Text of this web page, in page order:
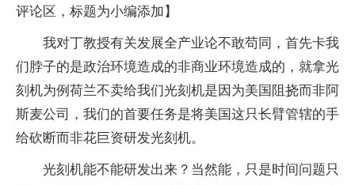
评论区，标题为小编添加】
我对丁教授有关发展全产业论不敢苟同，首先卡我
们脖子的是政治环境造成的非商业环境造成的，就拿光
刻机为例荷兰不卖给我们光刻机是因为美国阻挠而非阿
斯麦公司，我们的首要任务是将美国这只长臂管辖的手
给砍断而非花巨资研发光刻机。
光刻机能不能研发出来？当然能，只是时间问题只